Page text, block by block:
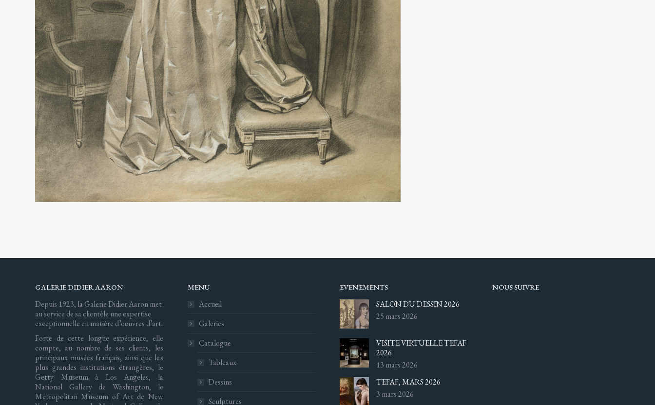
GALERIE DIDIER AARON
Depuis 1923, la Galerie Didier Aaron met
au service de sa clientèle une expertise
exceptionnelle en matière d’oeuvres d’art.
Forte de cette longue expérience, elle
compte, au nombre de ses clients, les
principaux musées français, ainsi que les
plus grandes institutions étrangères, le
Getty Museum à Los Angeles, la
National Gallery de Washington, le
Metropolitan Museum of Art de New
MENU
Accueil
Galeries
Catalogue
Tableaux
Dessins
Sculptures
EVENEMENTS
SALON DU DESSIN 2026
25 mars 2026
VISITE VIRTUELLE TEFAF
2026
13 mars 2026
TEFAF, MARS 2026
3 mars 2026
NOUS SUIVRE